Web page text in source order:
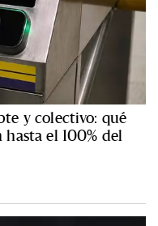
y colectivo: qué
el 100% del